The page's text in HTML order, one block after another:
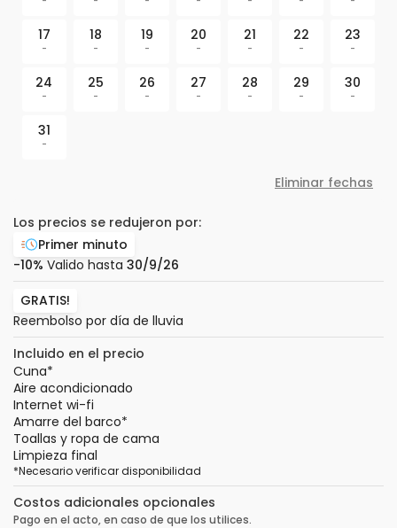
17
-
18
-
19
-
20
-
21
-
22
-
23
-
24
-
25
-
26
-
27
-
28
-
29
-
30
-
31
-
Eliminar fechas
Los precios se redujeron por:
Primer minuto
-10% Valido hasta 30/9/26
GRATIS!
Reembolso por día de lluvia
Incluido en el precio
Cuna*
Aire acondicionado
Internet wi-fi
Amarre del barco*
Toallas y ropa de cama
Limpieza final
*Necesario verificar disponibilidad
Costos adicionales opcionales
Pago en el acto, en caso de que los utilices.